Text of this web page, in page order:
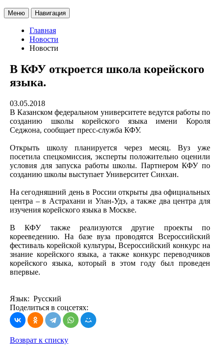
Меню Навигация
Главная
Новости
Новости
В КФУ откроется школа корейского
языка.
03.05.2018
В Казанском федеральном университете ведутся работы по
созданию школы корейского языка имени Короля
Седжона, сообщает пресс-служба КФУ.
Открыть школу планируется через месяц. Вуз уже
посетила спецкомиссия, эксперты положительно оценили
условия для запуска работы школы. Партнером КФУ по
созданию школы выступает Университет Синхан.
На сегодняшний день в России открыты два официальных
центра – в Астрахани и Улан-Удэ, а также два центра для
изучения корейского языка в Москве.
В КФУ также реализуются другие проекты по
корееведению. На базе вуза проводятся Всероссийский
фестиваль корейской культуры, Всероссийский конкурс на
знание корейского языка, а также конкурс переводчиков
корейского языка, который в этом году был проведен
впервые.
Язык: Русский
Поделиться в соцсетях:
Возврат к списку